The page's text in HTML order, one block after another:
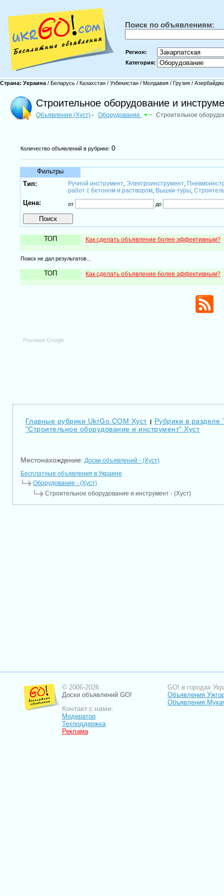
Поиск по объявлениям:
Регион:
Категория:
Страна: Украина / Беларусь / Казахстан / Узбекистан / Молдавия / Грузия /
Строительное оборудование и
Объявления (Хуст) - Оборудование - Строительное
Количество объявлений в рубрике: 0
Фильтры
Тип:
Ручной инструмент, Электроинструмент,
работ с бетоном и раствором, Вышки-туры
Цена: от до
ТОП Как сделать объявление более эффективным?
Поиск не дал результатов...
ТОП Как сделать объявление более эффективным?
Реклама Google
Главные рубрики UkrGo.COM Хуст | Рубрики в
"Строительное оборудование и инструмент" Хуст
Местонахождение: Доски объявлений - (Хуст)
Бесплатные объявления в Украине
Оборудование - (Хуст)
Строительное оборудование и инструмент - (Хуст)
© 2006-2026
Доски объявлений GO!
Контакт с нами:
Модератор
Техподдержка
Реклама
GO! в городах
Объявления
Объявления